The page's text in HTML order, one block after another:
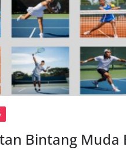
Bintang Muda